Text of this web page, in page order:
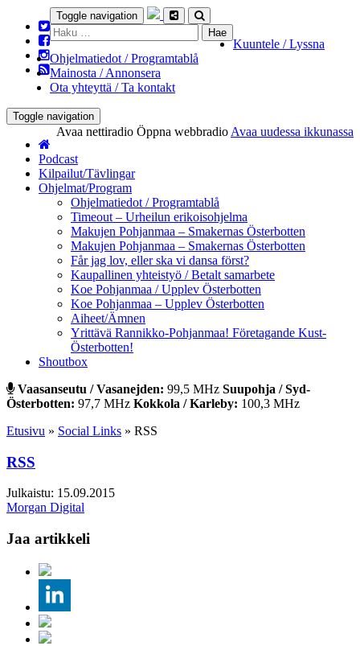
Toggle navigation
Haku:
Kuuntele / Lyssna
Ohjelmatiedot / Programtablå
Mainosta / Annonsera
Ota yhteyttä / Ta kontakt
Toggle navigation
Avaa nettiradio Öppna webbradio Avaa uudessa ikkunassa
Podcast
Kilpailut/Tävlingar
Ohjelmat/Program
Ohjelmatiedot / Programtablå
Timeout – Urheilun erikoisohjelma
Makujen Pohjanmaa – Smakernas Österbotten
Makujen Pohjanmaa – Smakernas Österbotten
Får jag lov, eller ska vi dansa först?
Kaupallinen yhteistyö / Betalt samarbete
Koe Pohjanmaa / Upplev Österbotten
Koe Pohjanmaa – Upplev Österbotten
Aiheet/Ämnen
Yrittävä Rannikko-Pohjanmaa! Företagande Kust-
Österbotten!
Shoutbox
Vaasanseutu / Vasanejden: 99,5 MHz Suupohja / Syd-
Österbotten: 97,7 MHz Kokkola / Karleby: 100,3 MHz
Etusivu » Social Links » RSS
RSS
Julkaistu: 15.09.2015
Morgan Digital
Jaa artikkeli